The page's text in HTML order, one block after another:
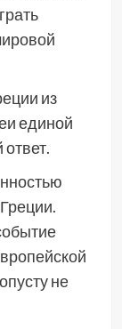
из
единой
не